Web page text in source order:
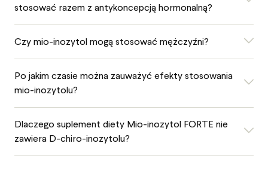
stosować razem z antykoncepcją hormonalną?
Czy mio-inozytol mogą stosować mężczyźni?
Po jakim czasie można zauważyć efekty stosowania
mio-inozytolu?
Dlaczego suplement diety Mio-inozytol FORTE nie
zawiera D-chiro-inozytolu?